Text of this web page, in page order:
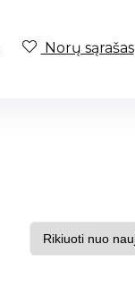
Norų sąrašas